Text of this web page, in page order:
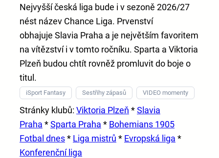
Nejvyšší česká liga bude i v sezoně 2026/27
nést název Chance Liga. Prvenství
obhajuje Slavia Praha a je největším favoritem
na vítězství i v tomto ročníku. Sparta a Viktoria
Plzeň budou chtít rovněž promluvit do boje o
titul.
iSport Fantasy Sestřihy zápasů VIDEO momenty
Stránky klubů: Viktoria Plzeň *Slavia
Praha *Sparta Praha * Bohemians 1905
Fotbal dnes* Liga mistrů * Evropská liga *
Konferenční liga